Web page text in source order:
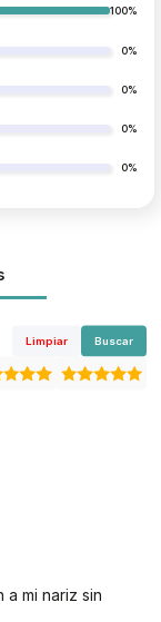
100%
0%
0%
0%
0%
Limpiar Buscar
mi nariz sin